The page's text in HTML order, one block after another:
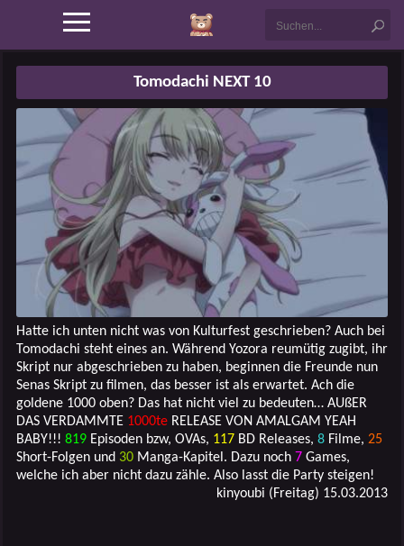
Tomodachi NEXT 10
Hatte ich unten nicht was von Kulturfest geschrieben? Auch bei
Tomodachi steht eines an. Während Yozora reumütig zugibt, ihr
Skript nur abgeschrieben zu haben, beginnen die Freunde nun
Senas Skript zu filmen, das besser ist als erwartet. Ach die
goldene 1000 oben? Das hat nicht viel zu bedeuten… AUßER
DAS VERDAMMTE 1000te RELEASE VON AMALGAM YEAH
BABY!!! 819 Episoden bzw, OVAs, 117 BD Releases, 8 Filme, 25
Short-Folgen und 30 Manga-Kapitel. Dazu noch 7 Games,
welche ich aber nicht dazu zähle. Also lasst die Party steigen!
kinyoubi (Freitag) 15.03.2013